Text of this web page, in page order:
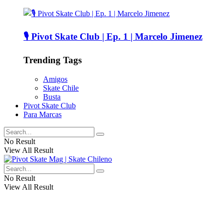
🎙️ Pivot Skate Club | Ep. 1 | Marcelo Jimenez
Trending Tags
Amigos
Skate Chile
Busta
Pivot Skate Club
Para Marcas
No Result
View All Result
No Result
View All Result